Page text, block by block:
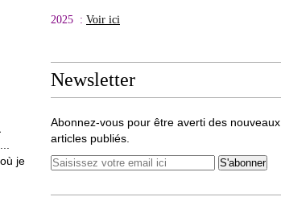
je
2025 : Voir ici
Newsletter
Abonnez-vous pour être averti des nouveaux
articles publiés.